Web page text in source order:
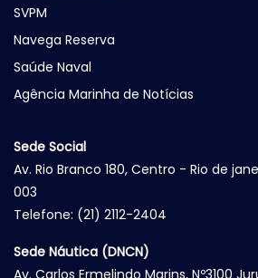
SVPM
Navega Reserva
Saúde Naval
Agência Marinha de Notícias
Sede Social
Av. Rio Branco 180, Centro - Rio de
003
Telefone: (21) 2112-2404
Sede Náutica (DNCN)
Av. Carlos Ermelindo Marins, Nº3100